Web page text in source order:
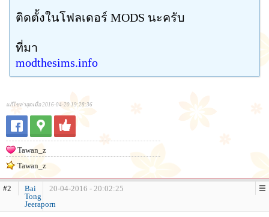
ติดตั้งในโฟลเดอร์ MODS นะครับ
ที่มา
modthesims.info
แก้ไขล่าสุดเมื่อ 2016-04-20 19:28:36
Tawan_z
Tawan_z
#2
Bai
Tong
Jeeraporn
20-04-2016 - 20:02:25